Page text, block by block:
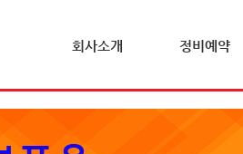
회사소개 정비예약